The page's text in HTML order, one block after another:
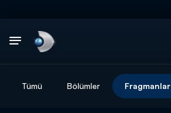
Tümü Bölümler Fragmanlar